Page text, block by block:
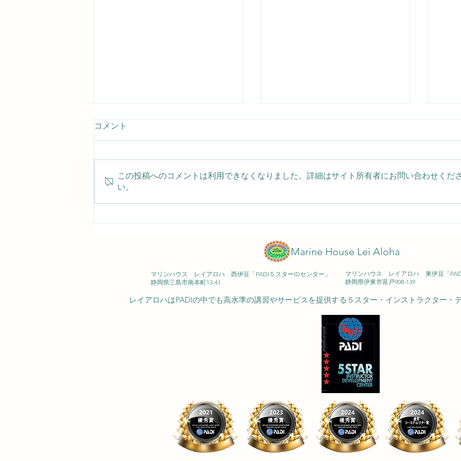
小さな名脇役！ムチカラマツ
夏の海にひらり！ソウシハギ
コメント
この投稿へのコメントは利用できなくなりました。詳細はサイト所有者にお問い合わせくださ
い。
Marine House Lei Aloha
マリンハウス レイアロハ 西伊豆「PADI５スターIDセンター」
静岡県三島市南本町13-41
マリンハウス レイアロハ 東伊豆「
​静岡県伊東市富戸908-139
レイアロハはPADIの中でも高水準の講習やサービスを提供する５スター・インストラクター・